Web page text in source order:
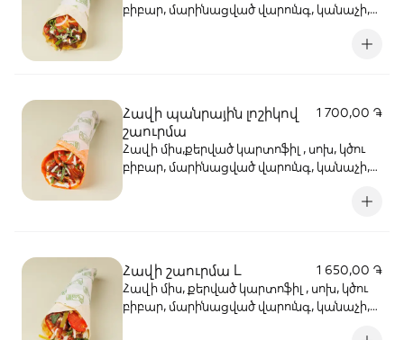
բիբար, մարինացված վարունգ, կանաչի,
Հավի պանրային լոշիկով
շաուրմա
1 700,00 ֏
Հավի միս,քերված կարտոֆիլ , սոխ, կծու
բիբար, մարինացված վարունգ, կանաչի,
Հավի շաուրմա L
1 650,00 ֏
Հավի միս, քերված կարտոֆիլ , սոխ, կծու
բիբար, մարինացված վարունգ, կանաչի,